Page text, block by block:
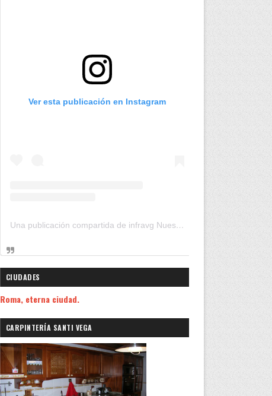
Ver esta publicación en Instagram
Una publicación compartida de infravg Nuestros Viajes (@infravg)
CIUDADES
Roma, eterna ciudad.
CARPINTERÍA SANTI VEGA